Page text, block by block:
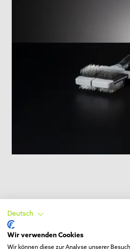
MARKE DES
Nichts belegt besser die
Deutsch
Wir verwenden Cookies
Wir können diese zur Analyse unserer